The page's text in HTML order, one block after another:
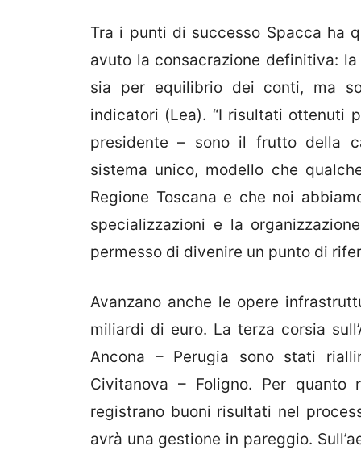
Tra i punti di successo Spacca ha
avuto la consacrazione definitiva:
sia per equilibrio dei conti, ma
indicatori (Lea). “I risultati ottenuti
presidente – sono il frutto della
sistema unico, modello che
Regione Toscana e che noi
specializzazioni e la
permesso di divenire un punto di
Avanzano anche le opere
miliardi di euro. La terza corsia
Ancona – Perugia sono stati
Civitanova – Foligno. Per
registrano buoni risultati nel
avrà una gestione in pareggio.